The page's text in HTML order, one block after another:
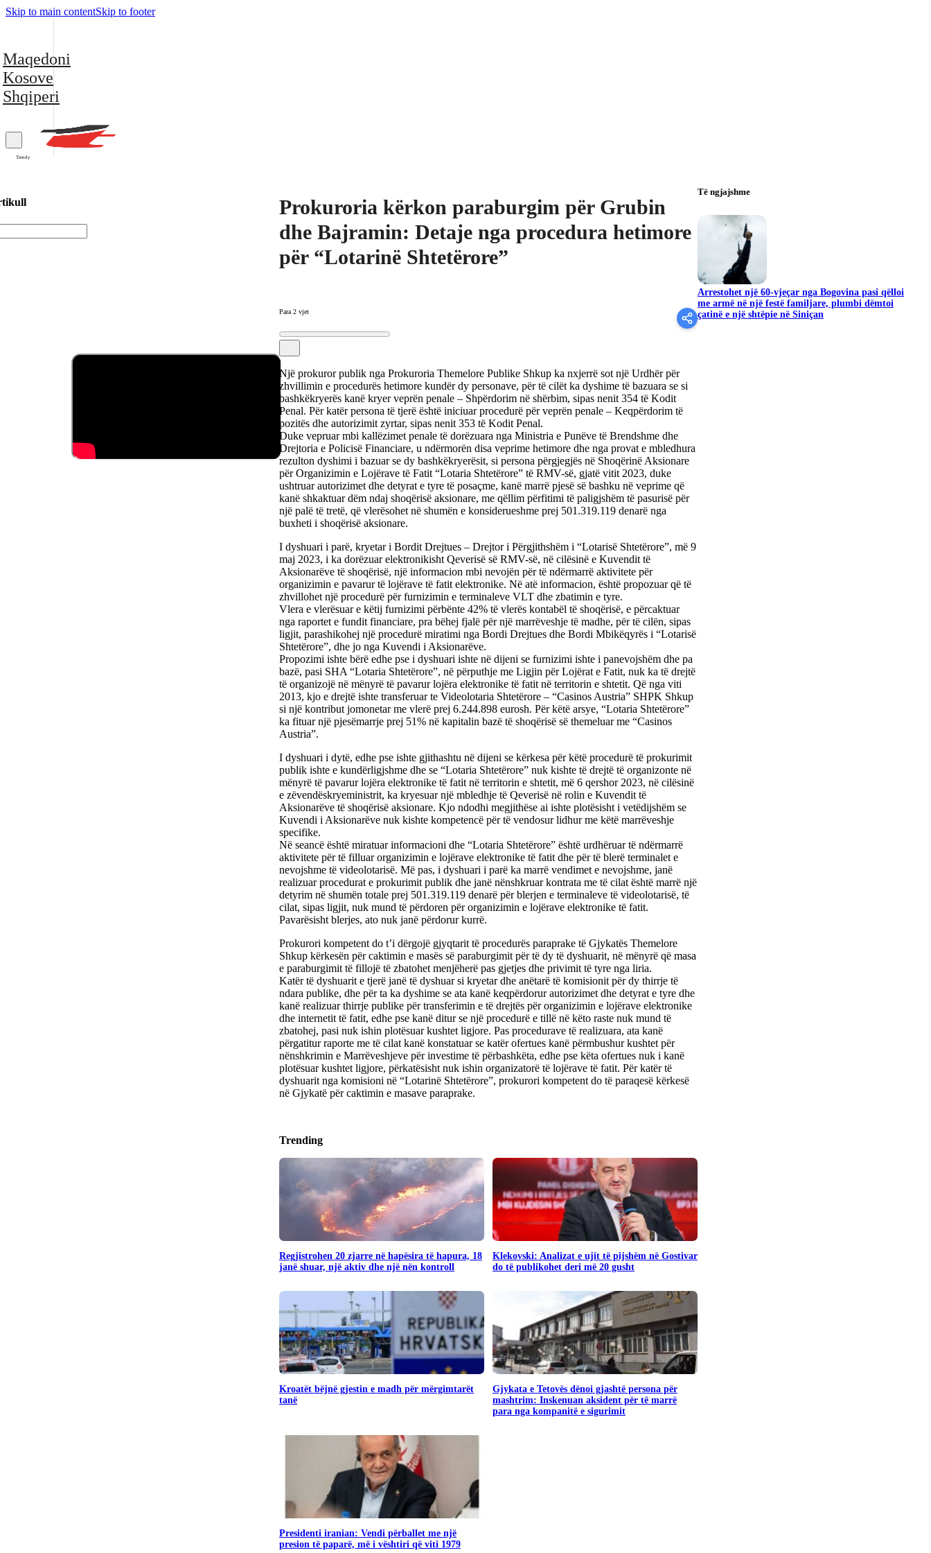
Skip to main contentSkip to footer
Maqedoni
Kosove
Shqiperi
Trendy
Prokuroria kërkon paraburgim për Grubin
dhe Bajramin: Detaje nga procedura hetimore
për “Lotarinë Shtetërore”
Para 2 vjet
Një prokuror publik nga Prokuroria Themelore Publike Shkup ka nxjerrë sot një Urdhër për
zhvillimin e procedurës hetimore kundër dy personave, për të cilët ka dyshime të bazuara se si
bashkëkryerës kanë kryer veprën penale – Shpërdorim në shërbim, sipas nenit 354 të Kodit
Penal. Për katër persona të tjerë është iniciuar procedurë për veprën penale – Keqpërdorim të
pozitës dhe autorizimit zyrtar, sipas nenit 353 të Kodit Penal.
Duke vepruar mbi kallëzimet penale të dorëzuara nga Ministria e Punëve të Brendshme dhe
Drejtoria e Policisë Financiare, u ndërmorën disa veprime hetimore dhe nga provat e mbledhura
rezulton dyshimi i bazuar se dy bashkëkryerësit, si persona përgjegjës në Shoqërinë Aksionare
për Organizimin e Lojërave të Fatit “Lotaria Shtetërore” të RMV-së, gjatë vitit 2023, duke
ushtruar autorizimet dhe detyrat e tyre të posaçme, kanë marrë pjesë së bashku në veprime që
kanë shkaktuar dëm ndaj shoqërisë aksionare, me qëllim përfitimi të paligjshëm të pasurisë për
një palë të tretë, që vlerësohet në shumën e konsiderueshme prej 501.319.119 denarë nga
buxheti i shoqërisë aksionare.
I dyshuari i parë, kryetar i Bordit Drejtues – Drejtor i Përgjithshëm i “Lotarisë Shtetërore”, më 9
maj 2023, i ka dorëzuar elektronikisht Qeverisë së RMV-së, në cilësinë e Kuvendit të
Aksionarëve të shoqërisë, një informacion mbi nevojën për të ndërmarrë aktivitete për
organizimin e pavarur të lojërave të fatit elektronike. Në atë informacion, është propozuar që të
zhvillohet një procedurë për furnizimin e terminaleve VLT dhe zbatimin e tyre.
Vlera e vlerësuar e këtij furnizimi përbënte 42% të vlerës kontabël të shoqërisë, e përcaktuar
nga raportet e fundit financiare, pra bëhej fjalë për një marrëveshje të madhe, për të cilën, sipas
ligjit, parashikohej një procedurë miratimi nga Bordi Drejtues dhe Bordi Mbikëqyrës i “Lotarisë
Shtetërore”, dhe jo nga Kuvendi i Aksionarëve.
Propozimi ishte bërë edhe pse i dyshuari ishte në dijeni se furnizimi ishte i panevojshëm dhe pa
bazë, pasi SHA “Lotaria Shtetërore”, në përputhje me Ligjin për Lojërat e Fatit, nuk ka të drejtë
të organizojë në mënyrë të pavarur lojëra elektronike të fatit në territorin e shtetit. Që nga viti
2013, kjo e drejtë ishte transferuar te Videolotaria Shtetërore – “Casinos Austria” SHPK Shkup
si një kontribut jomonetar me vlerë prej 6.244.898 eurosh. Për këtë arsye, “Lotaria Shtetërore”
ka fituar një pjesëmarrje prej 51% në kapitalin bazë të shoqërisë së themeluar me “Casinos
Austria”.
I dyshuari i dytë, edhe pse ishte gjithashtu në dijeni se kërkesa për këtë procedurë të prokurimit
publik ishte e kundërligjshme dhe se “Lotaria Shtetërore” nuk kishte të drejtë të organizonte në
mënyrë të pavarur lojëra elektronike të fatit në territorin e shtetit, më 6 qershor 2023, në cilësinë
e zëvendëskryeministrit, ka kryesuar një mbledhje të Qeverisë në rolin e Kuvendit të
Aksionarëve të shoqërisë aksionare. Kjo ndodhi megjithëse ai ishte plotësisht i vetëdijshëm se
Kuvendi i Aksionarëve nuk kishte kompetencë për të vendosur lidhur me këtë marrëveshje
specifike.
Në seancë është miratuar informacioni dhe “Lotaria Shtetërore” është urdhëruar të ndërmarrë
aktivitete për të filluar organizimin e lojërave elektronike të fatit dhe për të blerë terminalet e
nevojshme të videolotarisë. Më pas, i dyshuari i parë ka marrë vendimet e nevojshme, janë
realizuar procedurat e prokurimit publik dhe janë nënshkruar kontrata me të cilat është marrë një
detyrim në shumën totale prej 501.319.119 denarë për blerjen e terminaleve të videolotarisë, të
cilat, sipas ligjit, nuk mund të përdoren për organizimin e lojërave elektronike të fatit.
Pavarësisht blerjes, ato nuk janë përdorur kurrë.
Prokurori kompetent do t’i dërgojë gjyqtarit të procedurës paraprake të Gjykatës Themelore
Shkup kërkesën për caktimin e masës së paraburgimit për të dy të dyshuarit, në mënyrë që masa
e paraburgimit të fillojë të zbatohet menjëherë pas gjetjes dhe privimit të tyre nga liria.
Katër të dyshuarit e tjerë janë të dyshuar si kryetar dhe anëtarë të komisionit për dy thirrje të
ndara publike, dhe për ta ka dyshime se ata kanë keqpërdorur autorizimet dhe detyrat e tyre dhe
kanë realizuar thirrje publike për transferimin e të drejtës për organizimin e lojërave elektronike
dhe internetit të fatit, edhe pse kanë ditur se një procedurë e tillë në këto raste nuk mund të
zbatohej, pasi nuk ishin plotësuar kushtet ligjore. Pas procedurave të realizuara, ata kanë
përgatitur raporte me të cilat kanë konstatuar se katër ofertues kanë përmbushur kushtet për
nënshkrimin e Marrëveshjeve për investime të përbashkëta, edhe pse këta ofertues nuk i kanë
plotësuar kushtet ligjore, përkatësisht nuk ishin organizatorë të lojërave të fatit. Për katër të
dyshuarit nga komisioni në “Lotarinë Shtetërore”, prokurori kompetent do të paraqesë kërkesë
në Gjykatë për caktimin e masave paraprake.
Trending
Regjistrohen 20 zjarre në hapësira të hapura, 18
janë shuar, një aktiv dhe një nën kontroll
Klekovski: Analizat e ujit të pijshëm në Gostivar
do të publikohet deri më 20 gusht
Kroatët bëjnë gjestin e madh për mërgimtarët
tanë
Gjykata e Tetovës dënoi gjashtë persona për
mashtrim: Inskenuan aksident për të marrë
para nga kompanitë e sigurimit
Presidenti iranian: Vendi përballet me një
presion të paparë, më i vështiri që viti 1979
Të ngjajshme
Arrestohet një 60-vjeçar nga Bogovina pasi qëlloi
me armë në një festë familjare, plumbi dëmtoi
çatinë e një shtëpie në Siniçan